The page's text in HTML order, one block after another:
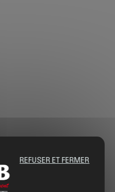
REFUSER ET FERMER